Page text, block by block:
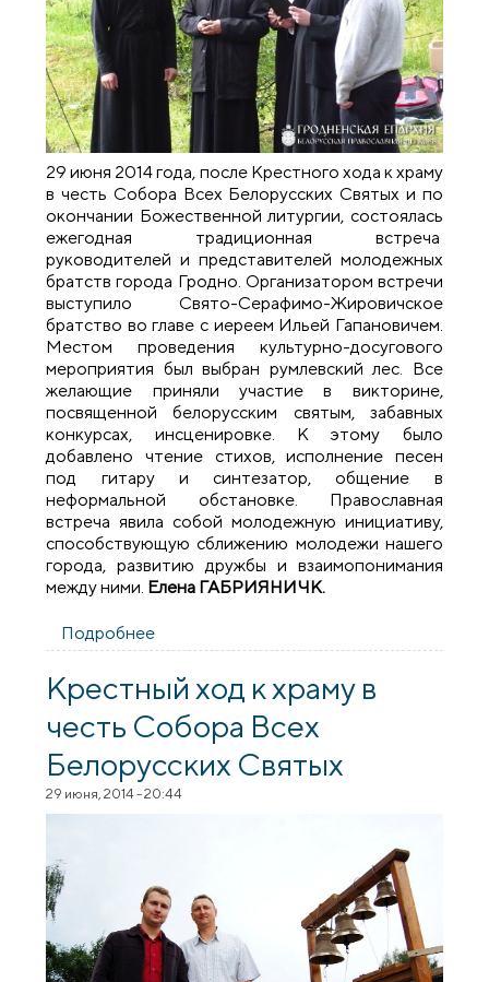
29 июня 2014 года, после Крестного хода к храму
в честь Собора Всех Белорусских Святых и по
окончании Божественной литургии, состоялась
ежегодная традиционная встреча
руководителей и представителей молодежных
братств города Гродно. Организатором встречи
выступило Свято-Серафимо-Жировичское
братство во главе с иереем Ильей Гапановичем.
Местом проведения культурно-досугового
мероприятия был выбран румлевский лес. Все
желающие приняли участие в викторине,
посвященной белорусским святым, забавных
конкурсах, инсценировке. К этому было
добавлено чтение стихов, исполнение песен
под гитару и синтезатор, общение в
неформальной обстановке. Православная
встреча явила собой молодежную инициативу,
способствующую сближению молодежи нашего
города, развитию дружбы и взаимопонимания
между ними. Елена ГАБРИЯНИЧК.
Подробнее
Гродно
Крестный ход к храму в
честь Собора Всех
Белорусских Святых
29 июня, 2014 - 20:44